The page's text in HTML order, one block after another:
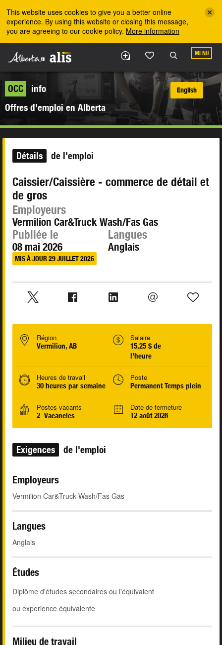
This website uses cookies to give you a better online
experience. By using this website or closing this message,
you are agreeing to our cookie policy. More information
MENU
OCC
info
Offres d’emploi en Alberta
English
Détails de l'emploi
Caissier/Caissière - commerce de détail et
de gros
Employeurs
Vermilion Car&Truck Wash/Fas Gas
Publiée le
08 mai 2026
MIS À JOUR 29 JUILLET 2026
Langues
Anglais
Région
Vermilion, AB
Salaire
15,25 $ de
l'heure
Heures de travail
30 heures par semaine
Poste
Permanent Temps plein
Postes vacants
2 Vacancies
Date de fermeture
12 août 2026
Exigences de l'emploi
Employeurs
Vermilion Car&Truck Wash/Fas Gas
Langues
Anglais
Études
Diplôme d'études secondaires ou l'équivalent
ou experience équivalente
Milieu de travail